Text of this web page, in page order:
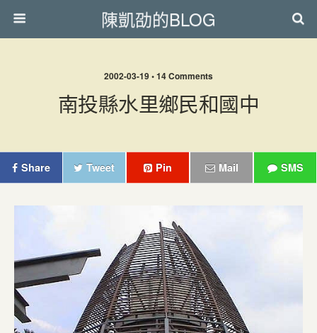
陳凱劭的BLOG
2002-03-19 • 14 Comments
南投縣水里鄉民和國中
Share Tweet Pin Mail SMS